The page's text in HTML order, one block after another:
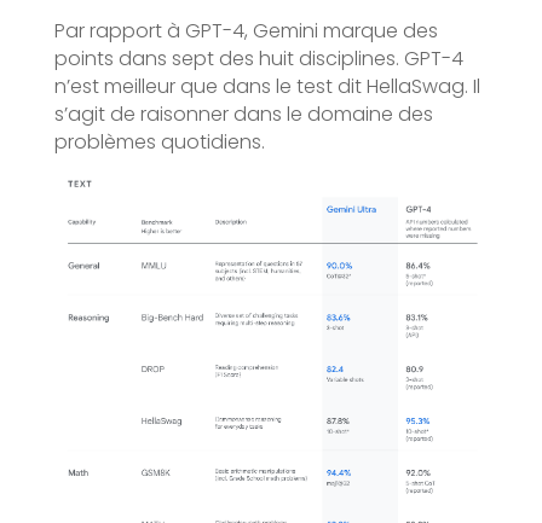
Par rapport à GPT-4, Gemini marque des
points dans sept des huit disciplines. GPT-4
n’est meilleur que dans le test dit HellaSwag. Il
s’agit de raisonner dans le domaine des
problèmes quotidiens.